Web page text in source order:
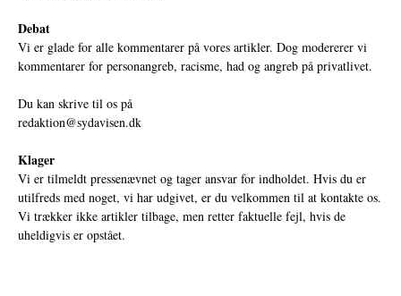
Debat
Vi er glade for alle kommentarer på vores artikler. Dog modererer vi
kommentarer for personangreb, racisme, had og angreb på privatlivet.
Du kan skrive til os på
redaktion@sydavisen.dk
Klager
Vi er tilmeldt pressenævnet og tager ansvar for indholdet. Hvis du er
utilfreds med noget, vi har udgivet, er du velkommen til at kontakte os.
Vi trækker ikke artikler tilbage, men retter faktuelle fejl, hvis de
uheldigvis er opstået.